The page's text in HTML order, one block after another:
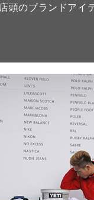
頭のブランドアイ